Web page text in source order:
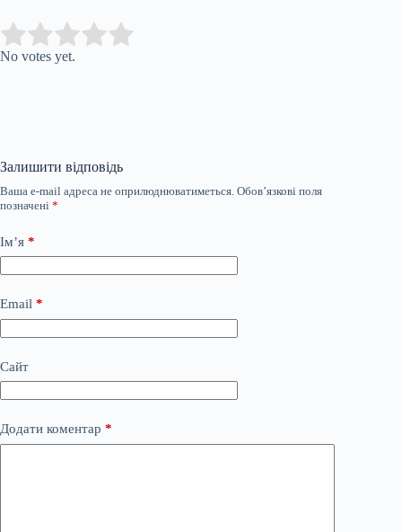
Rate this item:
No votes yet.
Залишити відповідь
Ваша e-mail адреса не оприлюднюватиметься. Обов’язкові поля
позначені *
Ім’я *
Email *
Сайт
Додати коментар *